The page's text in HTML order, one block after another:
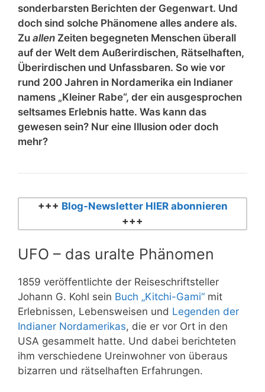
sonderbarsten Berichten der Gegenwart. Und
doch sind solche Phänomene alles andere als.
Zu allen Zeiten begegneten Menschen überall
auf der Welt dem Außerirdischen, Rätselhaften,
Überirdischen und Unfassbaren. So wie vor
rund 200 Jahren in Nordamerika ein Indianer
namens „Kleiner Rabe“, der ein ausgesprochen
seltsames Erlebnis hatte. Was kann das
gewesen sein? Nur eine Illusion oder doch
mehr?
+++ Blog-Newsletter HIER abonnieren
+++
UFO – das uralte Phänomen
1859 veröffentlichte der Reiseschriftsteller
Johann G. Kohl sein Buch „Kitchi-Gami“ mit
Erlebnissen, Lebensweisen und Legenden der
Indianer Nordamerikas, die er vor Ort in den
USA gesammelt hatte. Und dabei berichteten
ihm verschiedene Ureinwohner von überaus
bizarren und rätselhaften Erfahrungen.